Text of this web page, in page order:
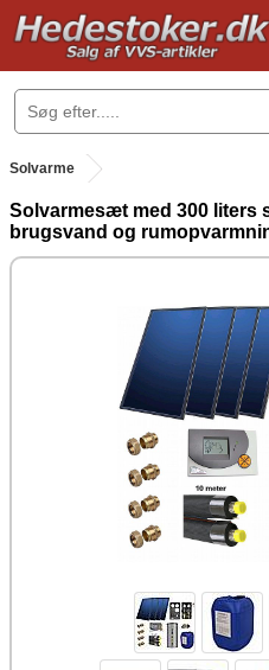
.
Solvarme
Solvarmesæt med 300 liters
brugsvand og